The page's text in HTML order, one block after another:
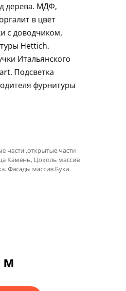
дерева. МДФ,
в цвет
с доводчиком,
Hettich.
Итальянского
Подсветка
фурнитуры
части ,открытые части
Камень, Цоколь массив
Фасады массив Бука.
м